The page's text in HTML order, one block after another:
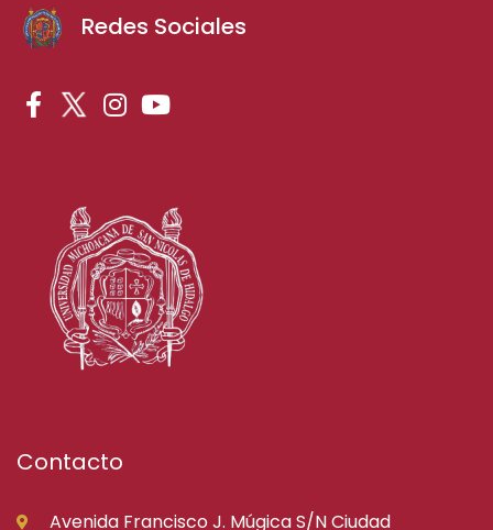
Redes Sociales
Contacto
Avenida Francisco J. Múgica S/N Ciudad